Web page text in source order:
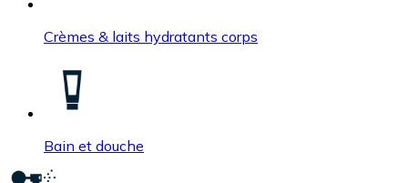
Crèmes & laits hydratants corps
Bain et douche